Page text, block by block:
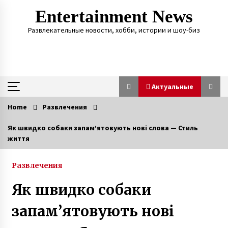
Entertainment News
Развлекательные новости, хобби, истории и шоу-биз
Актуальные
Актуальные
Героиня ФАКТОВ Таня Воронина, которую
облил кислотой ухажер, рассказала о
3 года ago
Home Развлечения
Як швидко собаки запам’ятовують нові слова — Стиль
життя
Развлечения
Як швидко собаки
запам’ятовують нові